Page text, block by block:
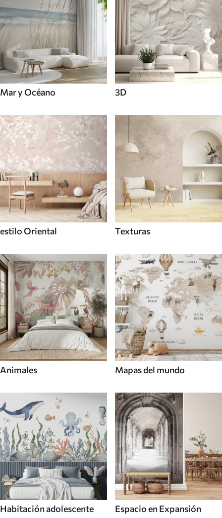
Mar y Océano 3D
estilo Oriental Texturas
Animales Mapas del mundo
Habitación adolescente Espacio en Expansión